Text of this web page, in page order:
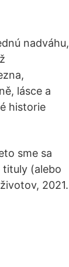
nadváhu,
lásce a
historie
sme sa
(alebo
2021.